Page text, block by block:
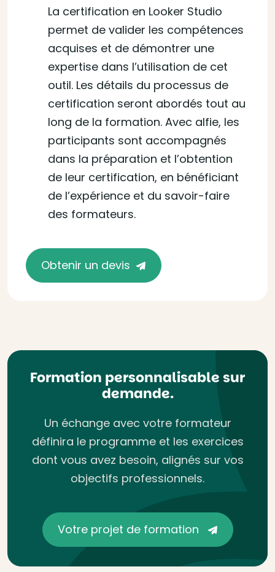
La certification en Looker Studio
permet de valider les compétences
acquises et de démontrer une
expertise dans l’utilisation de cet
outil. Les détails du processus de
certification seront abordés tout au
long de la formation. Avec alfie, les
participants sont accompagnés
dans la préparation et l’obtention
de leur certification, en bénéficiant
de l’expérience et du savoir-faire
des formateurs.
Obtenir un devis
Formation personnalisable sur
demande.
Un échange avec votre formateur
définira le programme et les exercices
dont vous avez besoin, alignés sur vos
objectifs professionnels.
Votre projet de formation